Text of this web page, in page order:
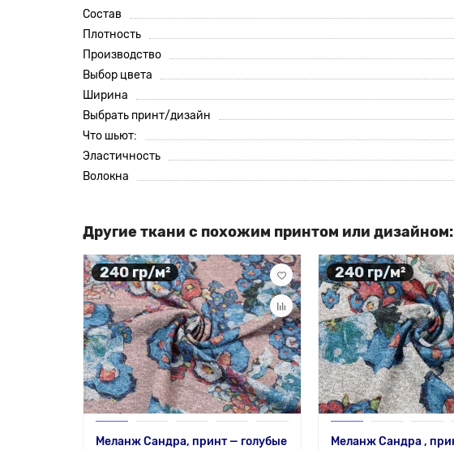
Состав
Плотность
Производство
Выбор цвета
Ширина
Выбрать принт/дизайн
Что шьют:
Эластичность
Волокна
Другие ткани с похожим принтом или дизайном:
240 гр/м²
Меланж Сандра, принт — голубые
240 гр/м²
Меланж Сандра ,